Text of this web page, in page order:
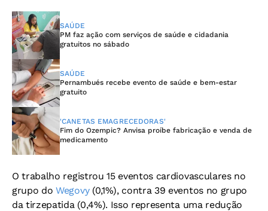
SAÚDE
PM faz ação com serviços de saúde e cidadania
gratuitos no sábado
SAÚDE
Pernambués recebe evento de saúde e bem-estar
gratuito
'CANETAS EMAGRECEDORAS'
Fim do Ozempic? Anvisa proíbe fabricação e venda de
medicamento
O trabalho registrou 15 eventos cardiovasculares no
grupo doWegovy (0,1%), contra 39 eventos no grupo
da tirzepatida (0,4%). Isso representa uma redução